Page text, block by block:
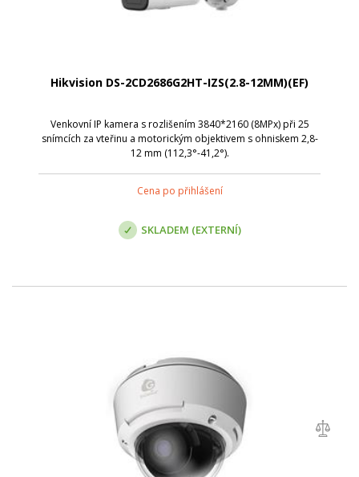
Hikvision DS-2CD2686G2HT-IZS(2.8-12MM)(EF)
Venkovní IP kamera s rozlišením 3840*2160 (8MPx) při 25
snímcích za vteřinu a motorickým objektivem s ohniskem 2,8-
12 mm (112,3°-41,2°).
Cena po přihlášení
SKLADEM (EXTERNÍ)